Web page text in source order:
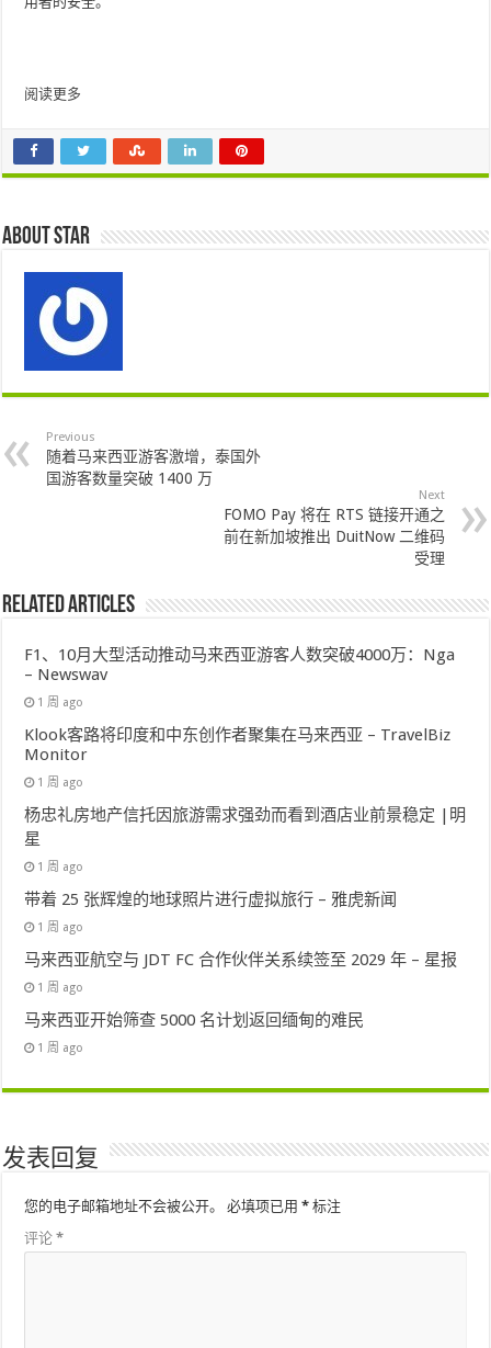
阅读更多
About star
Previous
随着马来西亚游客激增，泰国外
国游客数量突破 1400 万
Next
FOMO Pay 将在 RTS 链接开通之
前在新加坡推出 DuitNow 二维码
受理
Related Articles
F1、10月大型活动推动马来西亚游客人数突破4000万：Nga
– Newswav
1 周 ago
Klook客路将印度和中东创作者聚集在马来西亚 – TravelBiz
Monitor
1 周 ago
杨忠礼房地产信托因旅游需求强劲而看到酒店业前景稳定 |明
星
1 周 ago
带着 25 张辉煌的地球照片进行虚拟旅行 – 雅虎新闻
1 周 ago
马来西亚航空与 JDT FC 合作伙伴关系续签至 2029 年 – 星报
1 周 ago
马来西亚开始筛查 5000 名计划返回缅甸的难民
1 周 ago
发表回复
您的电子邮箱地址不会被公开。 必填项已用* 标注
评论*